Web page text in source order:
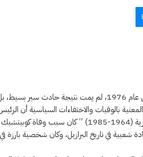
الوقت.
الليبرالي الذي حكم البلاد بين عامَي 1956 و1961، أحد أكثر القادة